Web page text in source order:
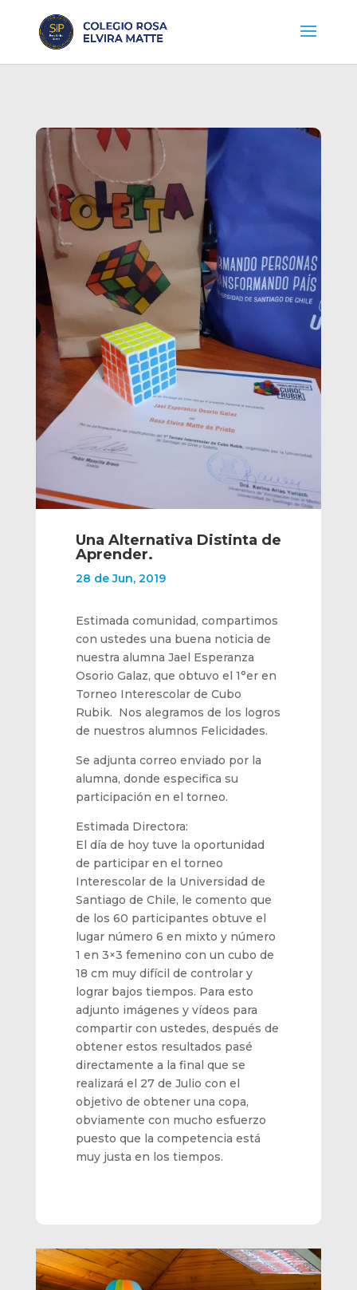
Una Alternativa Distinta de
Aprender.
28 de Jun, 2019
Estimada comunidad, compartimos
con ustedes una buena noticia de
nuestra alumna Jael Esperanza
Osorio Galaz, que obtuvo el 1°er en
Torneo Interescolar de Cubo
Rubik. Nos alegramos de los logros
de nuestros alumnos Felicidades.
Se adjunta correo enviado por la
alumna, donde especifica su
participación en el torneo.
Estimada Directora:
El día de hoy tuve la oportunidad
de participar en el torneo
Interescolar de la Universidad de
Santiago de Chile, le comento que
de los 60 participantes obtuve el
lugar número 6 en mixto y número
1 en 3×3 femenino con un cubo de
18 cm muy difícil de controlar y
lograr bajos tiempos. Para esto
adjunto imágenes y vídeos para
compartir con ustedes, después de
obtener estos resultados pasé
directamente a la final que se
realizará el 27 de Julio con el
objetivo de obtener una copa,
obviamente con mucho esfuerzo
puesto que la competencia está
muy justa en los tiempos.